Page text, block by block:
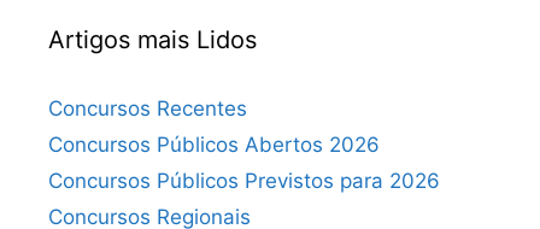
Artigos mais Lidos
Concursos Recentes
Concursos Públicos Abertos 2026
Concursos Públicos Previstos para 2026
Concursos Regionais